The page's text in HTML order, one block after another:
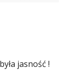
jasność !